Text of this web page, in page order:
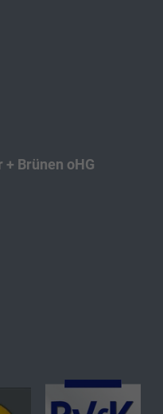
Brünen oHG